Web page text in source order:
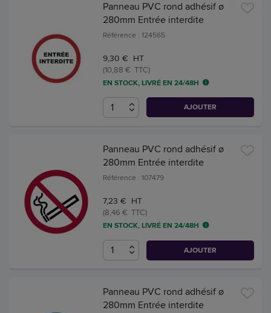
Panneau PVC rond adhésif ø
280mm Entrée interdite
Référence : 124565
9,30 € HT
(10,88 € TTC)
EN STOCK, LIVRÉ EN 24/48H
AJOUTER
Panneau PVC rond adhésif ø
280mm Entrée interdite
Référence : 107479
7,23 € HT
(8,46 € TTC)
EN STOCK, LIVRÉ EN 24/48H
AJOUTER
Panneau PVC rond adhésif ø
280mm Entrée interdite